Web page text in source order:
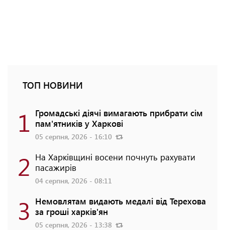
ТОП НОВИНИ
1 Громадські діячі вимагають прибрати сім
пам'ятників у Харкові
05 серпня, 2026 - 16:10
2 На Харківщині восени почнуть рахувати
пасажирів
04 серпня, 2026 - 08:11
3 Немовлятам видають медалі від Терехова
за гроші харків'ян
05 серпня, 2026 - 13:38